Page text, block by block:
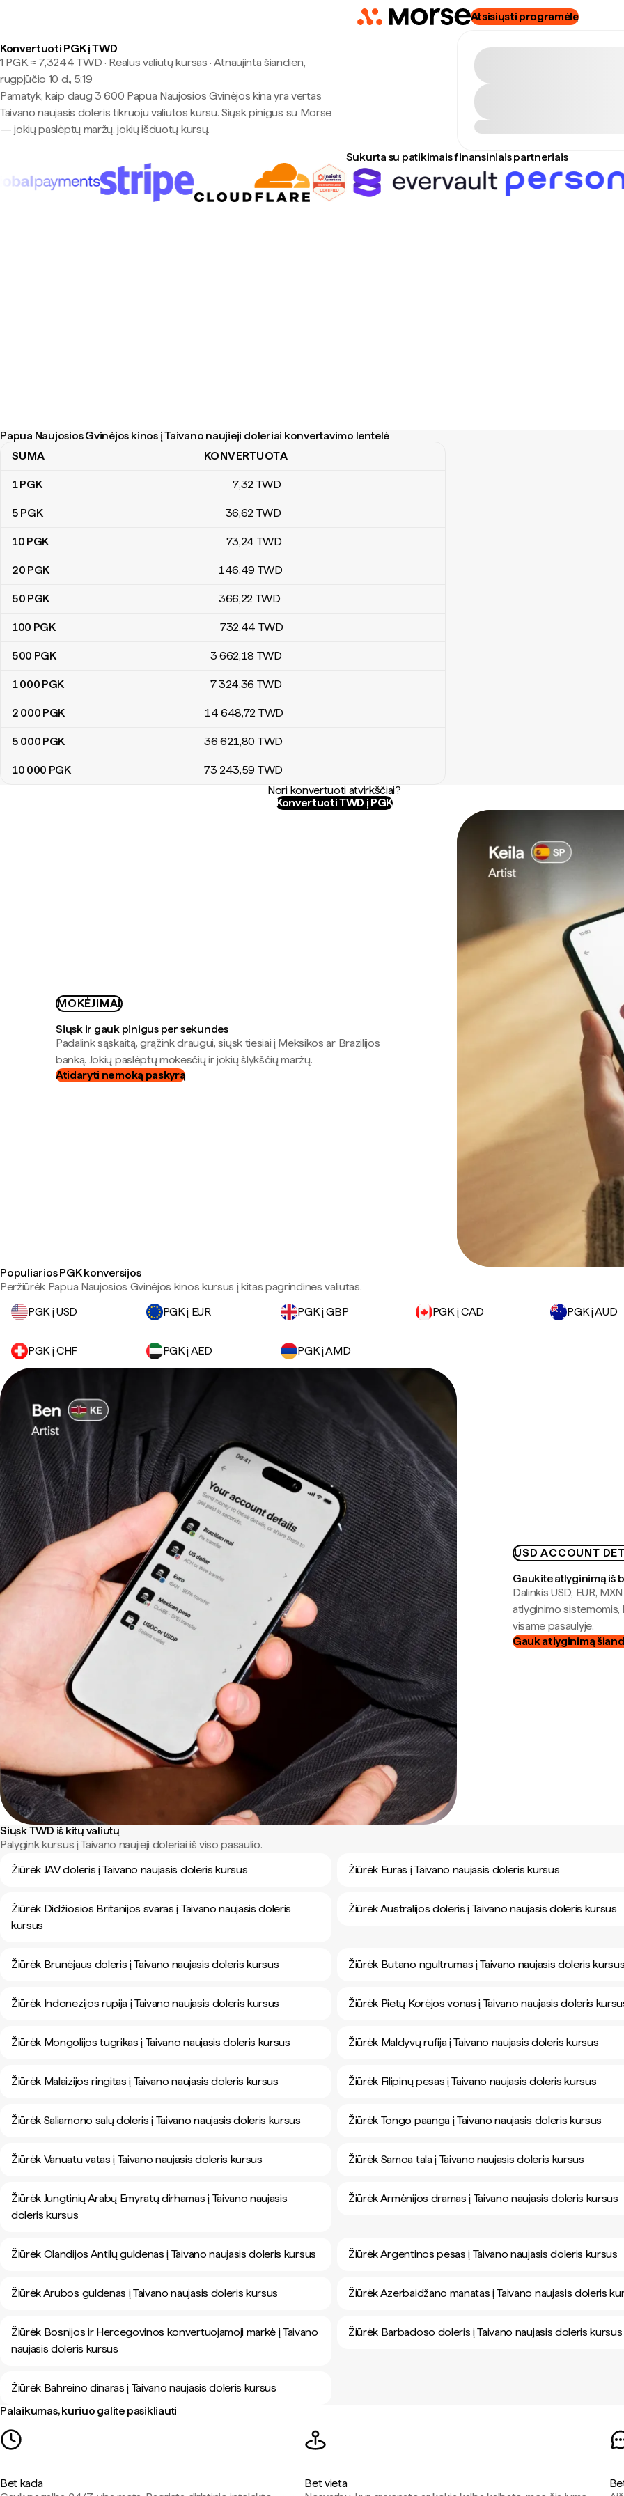
Atsisiųsti programėlę
Konvertuoti PGK į TWD
1 PGK ≈ 7,3244 TWD · Realus valiutų kursas · Atnaujinta šiandien,
rugpjūčio 10 d., 5:19
Pamatyk, kaip daug 3 600 Papua Naujosios Gvinėjos kina yra vertas
Taivano naujasis doleris tikruoju valiutos kursu. Siųsk pinigus su Morse
— jokių paslėptų maržų, jokių išduotų kursų.
Sukurta su patikimais finansiniais partneriais
Papua Naujosios Gvinėjos kinos į Taivano naujieji doleriai konvertavimo lentelė
Papua Naujosios Gvinėjos kinos į Taivano naujieji doleriai konvertavimo lentelė
SUMA KONVERTUOTA
1PGK 7,32 TWD
5 PGK 36,62 TWD
10 PGK 73,24 TWD
20 PGK 146,49 TWD
50 PGK 366,22 TWD
100 PGK 732,44 TWD
500 PGK 3 662,18 TWD
1 000 PGK 7 324,36 TWD
2 000 PGK 14 648,72 TWD
5 000 PGK 36 621,80 TWD
10 000 PGK 73 243,59 TWD
Nori konvertuoti atvirkščiai?
Konvertuoti TWD į PGK
MOKĖJIMAI
Siųsk ir gauk pinigus per sekundes
Padalink sąskaitą, grąžink draugui, siųsk tiesiai į Meksikos ar Brazilijos
banką. Jokių paslėptų mokesčių ir jokių šlykščių maržų.
Atidaryti nemoką paskyrą
Populiarios PGK konversijos
Peržiūrėk Papua Naujosios Gvinėjos kinos kursus į kitas pagrindines valiutas.
PGK į USD
PGK į EUR PGK į GBP PGK į CAD PGK į AUD
PGK į CHF PGK į AED PGK į AMD
USD ACCOUNT
Gaukite atlyginimą iš
Dalinkis USD, EUR,
atlyginimo
visame pasaulyje.
Gauk atlyginimą
Siųsk TWD iš kitų valiutų
Palygink kursus į Taivano naujieji doleriai iš viso pasaulio.
Žiūrėk JAV doleris į Taivano naujasis doleris kursus
Žiūrėk Euras į Taivano naujasis doleris kursus
Žiūrėk Didžiosios Britanijos svaras į Taivano naujasis doleris
kursus
Žiūrėk Australijos doleris į Taivano naujasis doleris kursus
Žiūrėk Brunėjaus doleris į Taivano naujasis doleris kursus Žiūrėk Butano ngultrumas į Taivano naujasis doleris
Žiūrėk Indonezijos rupija į Taivano naujasis doleris kursus Žiūrėk Pietų Korėjos vonas į Taivano naujasis doleris
Žiūrėk Mongolijos tugrikas į Taivano naujasis doleris kursus Žiūrėk Maldyvų rufija į Taivano naujasis doleris kursus
Žiūrėk Malaizijos ringitas į Taivano naujasis doleris kursus Žiūrėk Filipinų pesas į Taivano naujasis doleris kursus
Žiūrėk Saliamono salų doleris į Taivano naujasis doleris kursus Žiūrėk Tongo paanga į Taivano naujasis doleris kursus
Žiūrėk Vanuatu vatas į Taivano naujasis doleris kursus Žiūrėk Samoa tala į Taivano naujasis doleris kursus
Žiūrėk Jungtinių Arabų Emyratų dirhamas į Taivano naujasis
doleris kursus
Žiūrėk Armėnijos dramas į Taivano naujasis doleris kursus
Žiūrėk Olandijos Antilų guldenas į Taivano naujasis doleris kursus Žiūrėk Argentinos pesas į Taivano naujasis doleris kursus
Žiūrėk Arubos guldenas į Taivano naujasis doleris kursus Žiūrėk Azerbaidžano manatas į Taivano naujasis doleris
Žiūrėk Bosnijos ir Hercegovinos konvertuojamoji markė į Taivano
naujasis doleris kursus
Žiūrėk Barbadoso doleris į Taivano naujasis doleris kursus
Žiūrėk Bahreino dinaras į Taivano naujasis doleris kursus
Palaikumas, kuriuo galite pasikliauti
Bet kada
Bet vieta